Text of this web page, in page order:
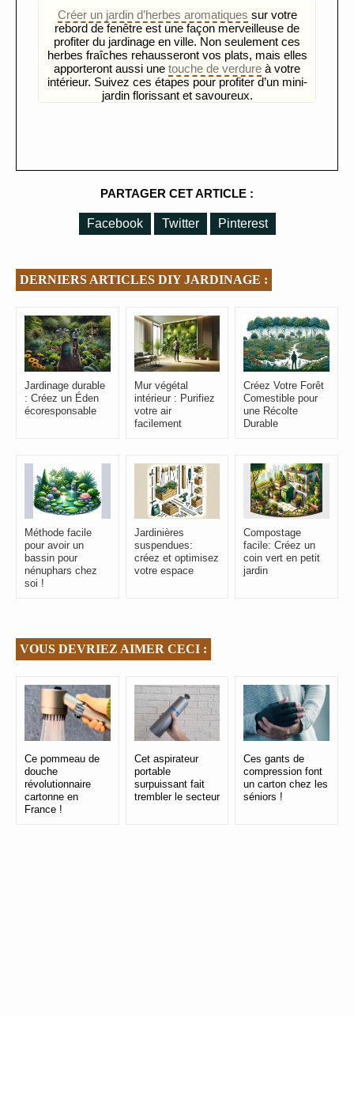
Créer un jardin d’herbes aromatiques sur votre
rebord de fenêtre est une façon merveilleuse de
profiter du jardinage en ville. Non seulement ces
herbes fraîches rehausseront vos plats, mais elles
apporteront aussi une touche de verdure à votre
intérieur. Suivez ces étapes pour profiter d’un mini-
jardin florissant et savoureux.
PARTAGER CET ARTICLE :
Facebook Twitter Pinterest
DERNIERS ARTICLES DIY JARDINAGE :
Jardinage durable
: Créez un Éden
écoresponsable
Mur végétal
intérieur : Purifiez
votre air
facilement
Créez Votre Forêt
Comestible pour
une Récolte
Durable
Méthode facile
pour avoir un
bassin pour
nénuphars chez
soi !
Jardinières
suspendues:
créez et optimisez
votre espace
Compostage
facile: Créez un
coin vert en petit
jardin
VOUS DEVRIEZ AIMER CECI :
Ce pommeau de
douche
révolutionnaire
cartonne en
France !
Cet aspirateur
portable
surpuissant fait
trembler le secteur
Ces gants de
compression font
un carton chez les
séniors !